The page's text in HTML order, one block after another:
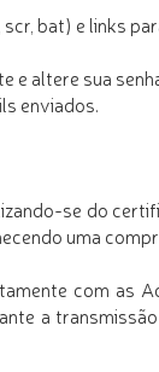
bat) e links
e altere sua
enviados.
se do
uma
com as
a